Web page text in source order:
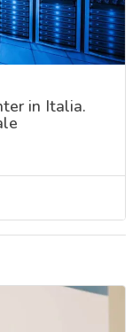
in Italia.